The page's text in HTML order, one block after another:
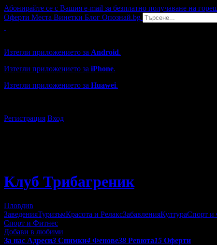
Абонирайте се с Вашия e-mail за безплатно получаване на
Оферти Места Винетки Блог Опознай.bg
Изтегли приложението за Android.
Изтегли приложението за iPhone.
Изтегли приложението за Huawei.
Регистрация Вход
Клуб Трибагреник
Пловдив
ЗаведенияТуризъмКрасота и РелаксЗабавленияКултураСпорт и
Спорт и Фитнес
Добави в любими
За нас Адреси3 Снимки4 Фенове38 Ревюта15 Оферти